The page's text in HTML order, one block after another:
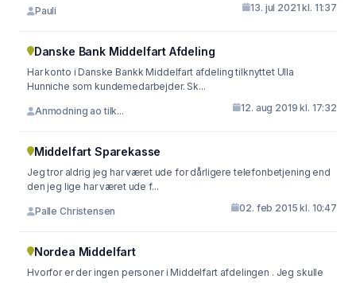
Pauli 13. jul 2021 kl. 11:37
Danske Bank Middelfart Afdeling
Har konto i Danske Bankk Middelfart afdeling tilknyttet Ulla
Hunniche som kundemedarbejder. Sk...
Anmodning ao tilk... 12. aug 2019 kl. 17:32
Middelfart Sparekasse
Jeg tror aldrig jeg har været ude for dårligere telefonbetjening end
den jeg lige har været ude f...
Palle Christensen 02. feb 2015 kl. 10:47
Nordea Middelfart
Hvorfor er der ingen personer i Middelfart afdelingen . Jeg skulle